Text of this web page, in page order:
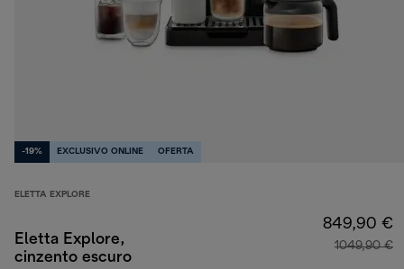
-19% EXCLUSIVO ONLINE OFERTA
ELETTA EXPLORE
Eletta Explore,
cinzento escuro
849,90 €
1049,90 €